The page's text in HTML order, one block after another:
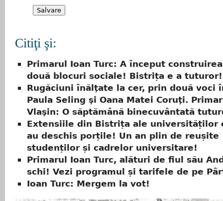
Citiţi şi:
Primarul Ioan Turc: A început
două blocuri sociale! Bistrița e a tuturor!
Rugăciuni înălţate la cer, prin două voci
Paula Seling şi Oana Matei Coruţi.
Vlaşin: O săptămână binecuvântată
Extensiile din Bistrița ale universităților
au deschis porțile! Un an plin de reușite
studenților și cadrelor universitare!
Primarul Ioan Turc, alături de fiul său
schi! Vezi programul și tarifele de pe
Ioan Turc: Mergem la vot!